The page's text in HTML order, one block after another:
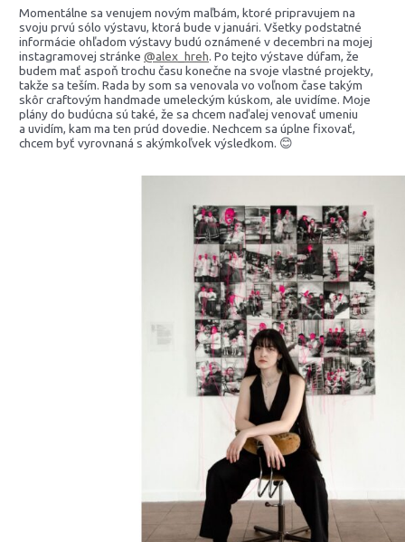
Momentálne sa venujem novým maľbám, ktoré pripravujem na
svoju prvú sólo výstavu, ktorá bude v januári. Všetky podstatné
informácie ohľadom výstavy budú oznámené v decembri na mojej
instagramovej stránke@alex_hreh. Po tejto výstave dúfam, že
budem mať aspoň trochu času konečne na svoje vlastné projekty,
takže sa teším. Rada by som sa venovala vo voľnom čase takým
skôr craftovým handmade umeleckým kúskom, ale uvidíme. Moje
plány do budúcna sú také, že sa chcem naďalej venovať umeniu
a uvidím, kam ma ten prúd dovedie. Nechcem sa úplne fixovať,
chcem byť vyrovnaná s akýmkoľvek výsledkom. 😊